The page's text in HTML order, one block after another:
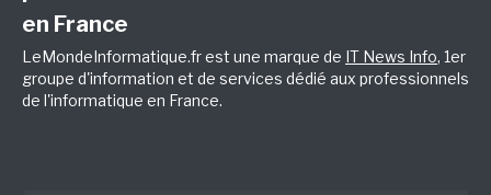
en France
LeMondeInformatique.fr est une marque de IT News Info, 1er
groupe d'information et de services dédié aux professionnels
de l'informatique en France.